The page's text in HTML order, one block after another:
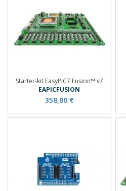
Starter-kit EasyPIC7 Fusion™ v7
EAPICFUSION
358,80 €